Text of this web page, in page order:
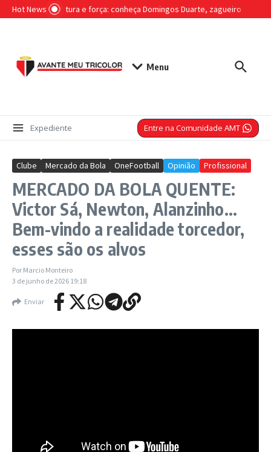
Ir para o conteúdo
Hot News
Liderança, altura e força: conheça Domingos Duarte, zagueiro que
Menu
Expediente Entre na Comunidade AMT
Clube Mercado da Bola OneFootball Opinião Profissional
MERCADO DA BOLA QUENTE:
Victor Sá, Newton, Alanzinho…
Bem-vindo a realidade torcedor,
esses são os alvos
Por Marcio Monteiro
3 de junho de 2026 19:18
Enviar